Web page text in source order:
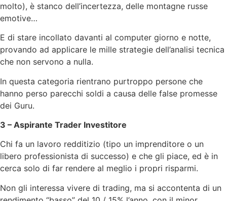
molto), è stanco dell’incertezza, delle montagne russe
emotive…
E di stare incollato davanti al computer giorno e notte,
provando ad applicare le mille strategie dell’analisi tecnica
che non servono a nulla.
In questa categoria rientrano purtroppo persone che
hanno perso parecchi soldi a causa delle false promesse
dei Guru.
3 – Aspirante Trader Investitore
Chi fa un lavoro redditizio (tipo un imprenditore o un
libero professionista di successo) e che gli piace, ed è in
cerca solo di far rendere al meglio i propri risparmi.
Non gli interessa vivere di trading, ma si accontenta di un